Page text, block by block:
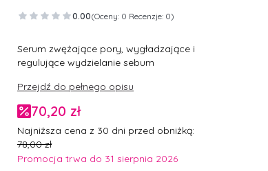
0.00(Oceny: 0 Recenzje: 0)
Serum zwężające pory, wygładzające i
regulujące wydzielanie sebum
Przejdź do pełnego opisu
70,20 zł
Najniższa cena z 30 dni przed obniżką:
78,00 zł
Promocja trwa do 31 sierpnia 2026